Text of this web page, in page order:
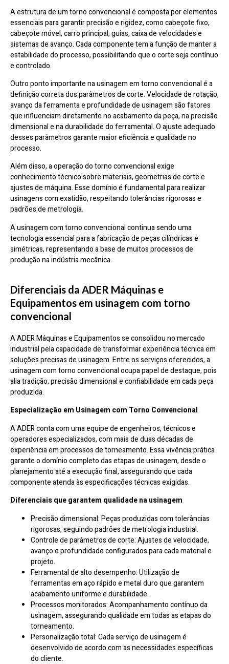
A estrutura de um torno convencional é composta por elementos
essenciais para garantir precisão e rigidez, como cabeçote fixo,
cabeçote móvel, carro principal, guias, caixa de velocidades e
sistemas de avanço. Cada componente tem a função de manter a
estabilidade do processo, possibilitando que o corte seja contínuo
e controlado.
Outro ponto importante na usinagem em torno convencional é a
definição correta dos parâmetros de corte. Velocidade de rotação,
avanço da ferramenta e profundidade de usinagem são fatores
que influenciam diretamente no acabamento da peça, na precisão
dimensional e na durabilidade do ferramental. O ajuste adequado
desses parâmetros garante maior eficiência e qualidade no
processo.
Além disso, a operação do torno convencional exige
conhecimento técnico sobre materiais, geometrias de corte e
ajustes de máquina. Esse domínio é fundamental para realizar
usinagens com exatidão, respeitando tolerâncias rigorosas e
padrões de metrologia.
A usinagem com torno convencional continua sendo uma
tecnologia essencial para a fabricação de peças cilíndricas e
simétricas, representando a base de muitos processos de
produção na indústria mecânica.
Diferenciais da ADER Máquinas e
Equipamentos em usinagem com torno
convencional
A ADER Máquinas e Equipamentos se consolidou no mercado
industrial pela capacidade de transformar experiência técnica em
soluções precisas de usinagem. Entre os serviços oferecidos, a
usinagem com torno convencional ocupa papel de destaque, pois
alia tradição, precisão dimensional e confiabilidade em cada peça
produzida.
Especialização em Usinagem com Torno Convencional
A ADER conta com uma equipe de engenheiros, técnicos e
operadores especializados, com mais de duas décadas de
experiência em processos de torneamento. Essa vivência prática
garante o domínio completo das etapas de usinagem, desde o
planejamento até a execução final, assegurando que cada
componente atenda às especificações técnicas exigidas.
Diferenciais que garantem qualidade na usinagem
Precisão dimensional: Peças produzidas com tolerâncias
rigorosas, seguindo padrões de metrologia industrial.
Controle de parâmetros de corte: Ajustes de velocidade,
avanço e profundidade configurados para cada material e
projeto.
Ferramental de alto desempenho: Utilização de
ferramentas em aço rápido e metal duro que garantem
acabamento uniforme e durabilidade.
Processos monitorados: Acompanhamento contínuo da
usinagem, assegurando qualidade em todas as etapas do
torneamento.
Personalização total: Cada serviço de usinagem é
desenvolvido de acordo com as necessidades específicas
do cliente.